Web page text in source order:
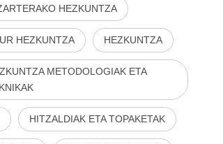
HEZKUNTZA
HEZKUNTZA HEZKUNTZA
METODOLOGIAK ETA
HITZALDIAK ETA TOPAKETAK